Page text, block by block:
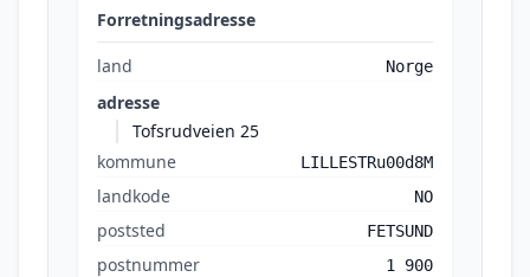
Forretningsadresse
land Norge
adresse
Tofsrudveien 25
kommune
LILLESTRu00d8M
landkode NO
poststed FETSUND
postnummer 1 900